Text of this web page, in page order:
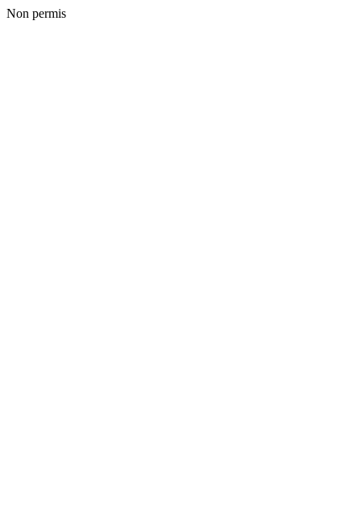
Non permis